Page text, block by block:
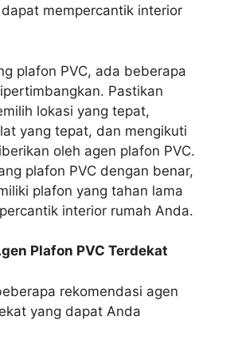
mempercantik interior
plafon PVC, ada beberapa
Pastikan
lokasi yang tepat,
yang tepat, dan mengikuti
oleh agen plafon PVC.
plafon PVC dengan benar,
plafon yang tahan lama
interior rumah Anda.
Plafon PVC Terdekat
rekomendasi agen
yang dapat Anda